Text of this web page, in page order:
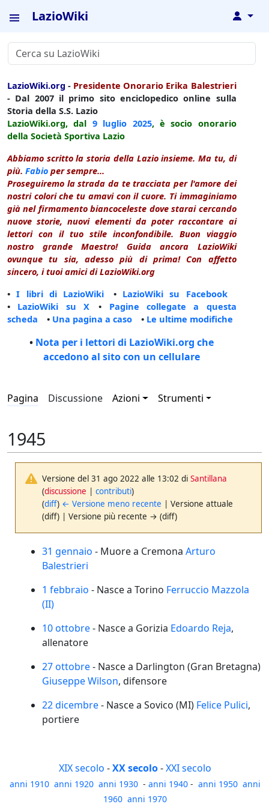
LazioWiki ↓
LazioWiki.org - Presidente Onorario Erika Balestrieri
- Dal 2007 il primo sito enciclopedico online sulla
Storia della S.S. Lazio
LazioWiki.org, dal 9 luglio 2025, è socio onorario
della Società Sportiva Lazio
Abbiamo scritto la storia della Lazio insieme. Ma tu, di
più. Fabio per sempre...
Proseguiremo la strada da te tracciata per l'amore dei
nostri colori che tu amavi con il cuore. Ti immaginiamo
già nel firmamento biancoceleste dove starai cercando
nuove storie, nuovi elementi da poter raccontare ai
lettori con il tuo stile inconfondibile. Buon viaggio
nostro grande Maestro! Guida ancora LazioWiki
ovunque tu sia, adesso più di prima! Con affetto
sincero, i tuoi amici di LazioWiki.org
•I libri di LazioWiki • LazioWiki su Facebook
• LazioWiki su X • Pagine collegate a questa
scheda • Una pagina a caso • Le ultime modifiche
• Nota per i lettori di LazioWiki.org che
accedono al sito con un cellulare
Pagina Discussione Azioni Strumenti
1945
Versione del 31 ago 2022 alle 13:02 diSantillana
(discussione |contributi)
(diff) ← Versione meno recente | Versione attuale
(diff) | Versione più recente → (diff)
31 gennaio - Muore a Cremona Arturo
Balestrieri
1 febbraio - Nasce a Torino Ferruccio Mazzola
(II)
10 ottobre- Nasce a Gorizia Edoardo Reja,
allenatore
27 ottobre- Nasce a Darlington (Gran Bretagna)
Giuseppe Wilson, difensore
22 dicembre- Nasce a Sovico (MI) Felice Pulici,
portiere
XIX secolo -XX secolo-XXI secolo
anni 1910 anni 1920 anni 1930 - anni 1940 - anni 1950 anni
1960 anni 1970